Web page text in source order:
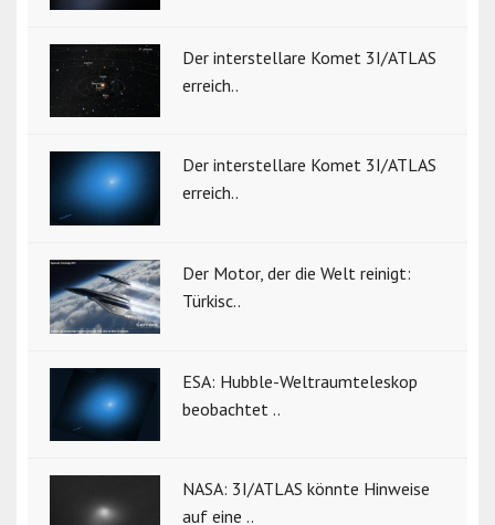
Der interstellare Komet 3I/ATLAS
erreich..
Der interstellare Komet 3I/ATLAS
erreich..
Der Motor, der die Welt reinigt:
Türkisc..
ESA: Hubble-Weltraumteleskop
beobachtet ..
NASA: 3I/ATLAS könnte Hinweise
auf eine ..